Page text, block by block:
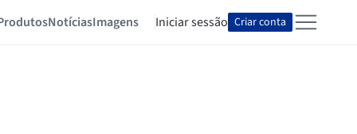
NotíciasImagens Iniciar sessão Criar conta